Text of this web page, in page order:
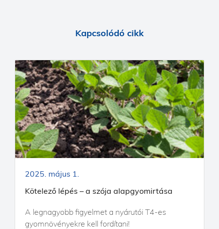
Kapcsolódó cikk
2025. május 1.
Kötelező lépés – a szója alapgyomirtása
A legnagyobb figyelmet a nyárutói T4-es
gyomnövényekre kell fordítani!